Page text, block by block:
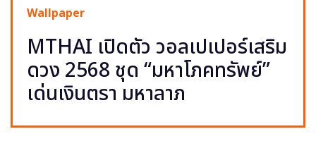
Wallpaper
MTHAI เปิดตัว วอลเปเปอร์เสริม
ดวง 2568 ชุด “มหาโภคทรัพย์”
เด่นเงินตรา มหาลาภ